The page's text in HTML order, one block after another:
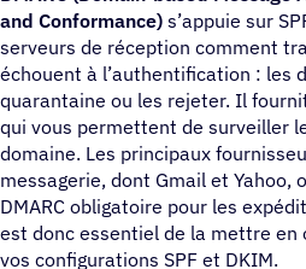
and Conformance) s’appuie sur
serveurs de réception comment
échouent à l’authentification : les
quarantaine ou les rejeter. Il
qui vous permettent de surveiller
domaine. Les principaux
messagerie, dont Gmail et Yahoo,
DMARC obligatoire pour les
est donc essentiel de la mettre en
vos configurations SPF et DKIM.